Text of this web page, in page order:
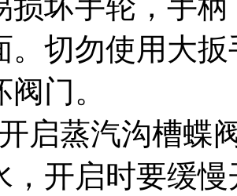
损坏手轮，手
。切勿使用大
门。
蒸汽沟槽蝶
，开启时要缓